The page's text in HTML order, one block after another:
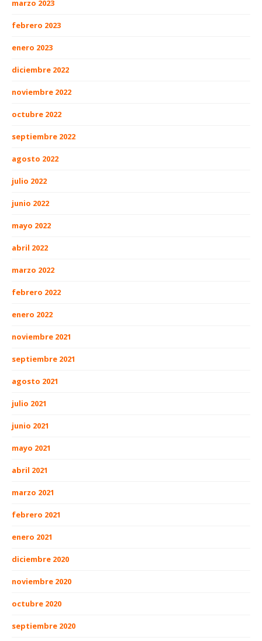
marzo 2023
febrero 2023
enero 2023
diciembre 2022
noviembre 2022
octubre 2022
septiembre 2022
agosto 2022
julio 2022
junio 2022
mayo 2022
abril 2022
marzo 2022
febrero 2022
enero 2022
noviembre 2021
septiembre 2021
agosto 2021
julio 2021
junio 2021
mayo 2021
abril 2021
marzo 2021
febrero 2021
enero 2021
diciembre 2020
noviembre 2020
octubre 2020
septiembre 2020